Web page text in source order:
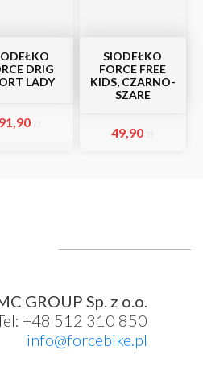
DRIG
LADY
91,90
SIODEŁKO
FORCE FREE
KIDS, CZARNO-
SZARE
49,90
GROUP Sp. z o.o.
+48 512 310 850
info@forcebike.pl